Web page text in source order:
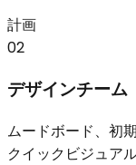
計画
02
デザインチーム
ムードボード、初
クイックビジュア